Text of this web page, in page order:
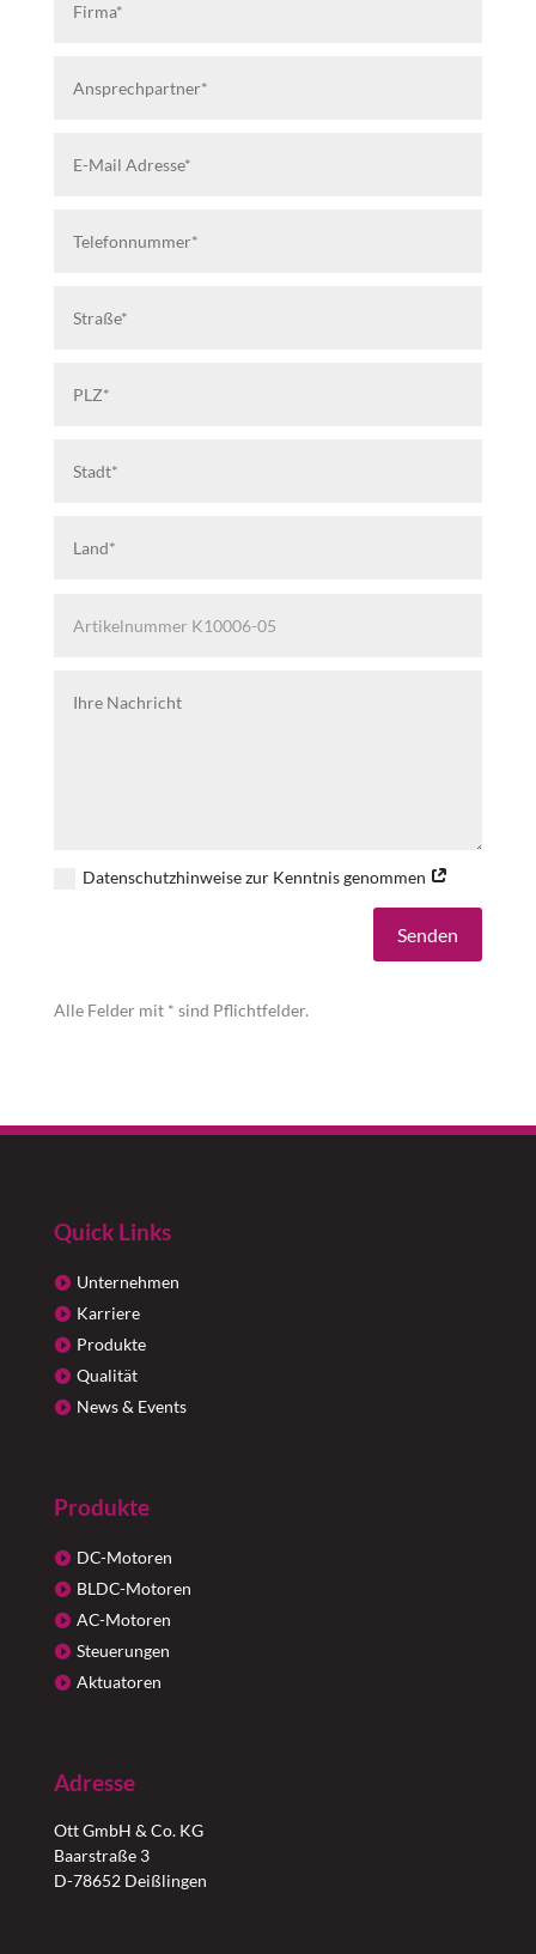
Datenschutzhinweise zur Kenntnis genommen
Senden
Alle Felder mit * sind Pflichtfelder.
Quick Links
Unternehmen
Karriere
Produkte
Qualität
News & Events
Produkte
DC-Motoren
BLDC-Motoren
AC-Motoren
Steuerungen
Aktuatoren
Adresse
Ott GmbH & Co. KG
Baarstraße 3
D-78652 Deißlingen